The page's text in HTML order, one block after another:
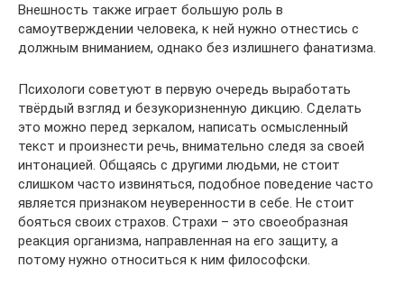
Внешность также играет большую роль в
самоутверждении человека, к ней нужно отнестись с
должным вниманием, однако без излишнего фанатизма.
Психологи советуют в первую очередь выработать
твёрдый взгляд и безукоризненную дикцию. Сделать
это можно перед зеркалом, написать осмысленный
текст и произнести речь, внимательно следя за своей
интонацией. Общаясь с другими людьми, не стоит
слишком часто извиняться, подобное поведение часто
является признаком неуверенности в себе. Не стоит
бояться своих страхов. Страхи – это своеобразная
реакция организма, направленная на его защиту, а
потому нужно относиться к ним философски.